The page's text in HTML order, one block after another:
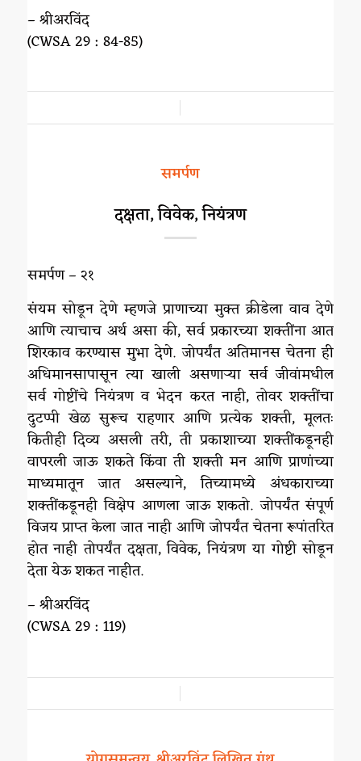
– श्रीअरविंद
(CWSA 29 : 84-85)
समर्पण
दक्षता, विवेक, नियंत्रण
समर्पण – २१
संयम सोडून देणे म्हणजे प्राणाच्या मुक्त क्रीडेला वाव देणे
आणि त्याचाच अर्थ असा की, सर्व प्रकारच्या शक्तींना आत
शिरकाव करण्यास मुभा देणे. जोपर्यंत अतिमानस चेतना ही
अधिमानसापासून त्या खाली असणाऱ्या सर्व जीवांमधील
सर्व गोष्टींचे नियंत्रण व भेदन करत नाही, तोवर शक्तींचा
दुटप्पी खेळ सुरूच राहणार आणि प्रत्येक शक्ती, मूलतः
कितीही दिव्य असली तरी, ती प्रकाशाच्या शक्तींकडूनही
वापरली जाऊ शकते किंवा ती शक्ती मन आणि प्राणांच्या
माध्यमातून जात असल्याने, तिच्यामध्ये अंधकाराच्या
शक्तींकडूनही विक्षेप आणला जाऊ शकतो. जोपर्यंत संपूर्ण
विजय प्राप्त केला जात नाही आणि जोपर्यंत चेतना रूपांतरित
होत नाही तोपर्यंत दक्षता, विवेक, नियंत्रण या गोष्टी सोडून
देता येऊ शकत नाहीत.
– श्रीअरविंद
(CWSA 29 : 119)